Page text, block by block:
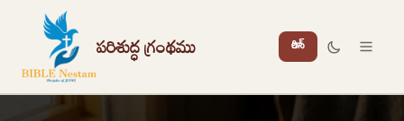
పరిశుద్ధ గ్రంథము లాగిన్